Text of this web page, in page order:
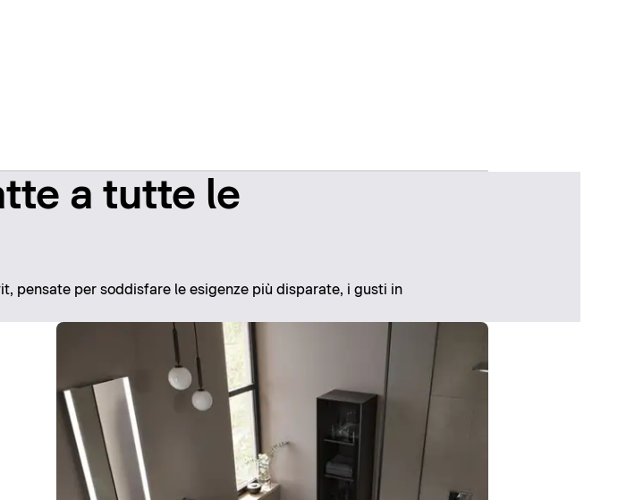
a tutte le
pensate per soddisfare le esigenze più disparate, i gusti in